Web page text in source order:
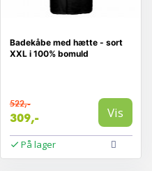
Badekåbe med hætte - sort
XXL i 100% bomuld
522,-
309,- Vis
På lager